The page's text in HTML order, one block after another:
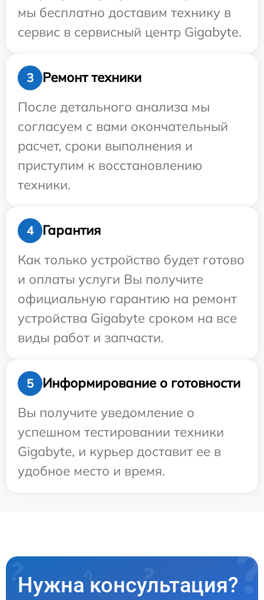
мы бесплатно доставим технику в
сервис в сервисный центр Gigabyte.
3
Ремонт техники
После детального анализа мы
согласуем с вами окончательный
расчет, сроки выполнения и
приступим к восстановлению
техники.
4
Гарантия
Как только устройство будет готово
и оплаты услуги Вы получите
официальную гарантию на ремонт
устройства Gigabyte сроком на все
виды работ и запчасти.
5
Информирование о готовности
Вы получите уведомление о
успешном тестировании техники
Gigabyte, и курьер доставит ее в
удобное место и время.
Нужна консультация?